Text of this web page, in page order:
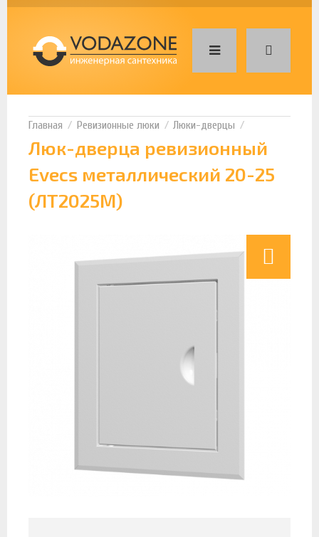
Ревизионные люки Люки-дверцы
Люк-дверца ревизионный
Evecs металлический 20-25
(ЛТ2025М)